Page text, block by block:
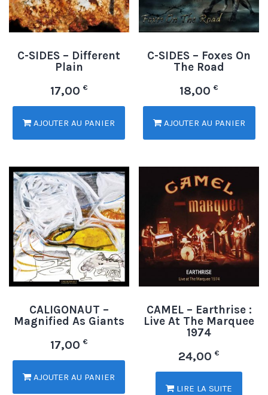
C-SIDES – Different
Plain
17,00 €
AJOUTER AU PANIER
C-SIDES – Foxes On
The Road
18,00€
AJOUTER AU PANIER
CALIGONAUT –
Magnified As Giants
17,00 €
AJOUTER AU PANIER
CAMEL – Earthrise :
Live At The Marquee
1974
24,00€
LIRE LA SUITE